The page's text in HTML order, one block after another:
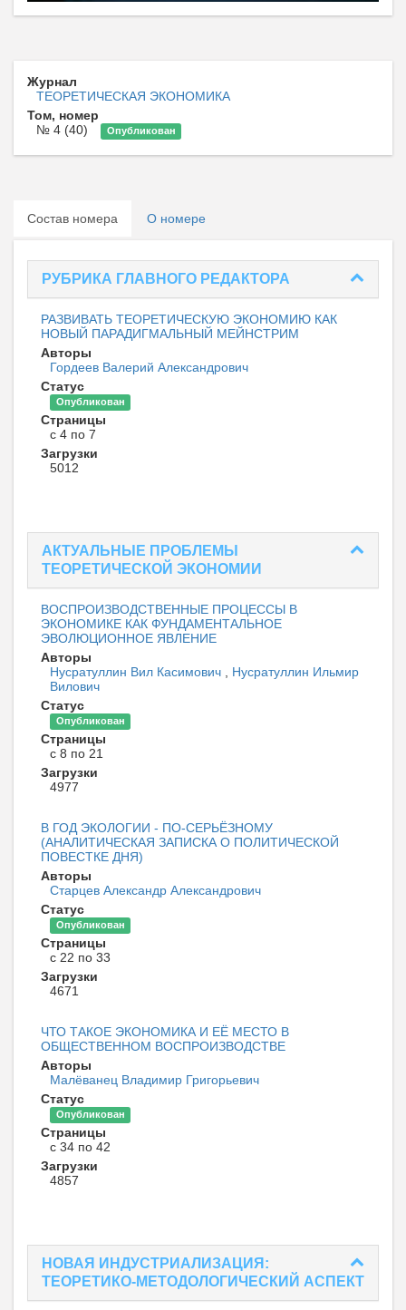
Журнал
ТЕОРЕТИЧЕСКАЯ ЭКОНОМИКА
Том, номер
№ 4 (40)
Опубликован
Состав номера О номере
РУБРИКА ГЛАВНОГО РЕДАКТОРА
РАЗВИВАТЬ ТЕОРЕТИЧЕСКУЮ ЭКОНОМИЮ КАК
НОВЫЙ ПАРАДИГМАЛЬНЫЙ МЕЙНСТРИМ
Авторы
Гордеев Валерий Александрович
Статус
Опубликован
Страницы
с 4 по 7
Загрузки
5012
АКТУАЛЬНЫЕ ПРОБЛЕМЫ
ТЕОРЕТИЧЕСКОЙ ЭКОНОМИИ
ВОСПРОИЗВОДСТВЕННЫЕ ПРОЦЕССЫ В
ЭКОНОМИКЕ КАК ФУНДАМЕНТАЛЬНОЕ
ЭВОЛЮЦИОННОЕ ЯВЛЕНИЕ
Авторы
Нусратуллин Вил Касимович , Нусратуллин Ильмир
Вилович
Статус
Опубликован
Страницы
с 8 по 21
Загрузки
4977
В ГОД ЭКОЛОГИИ - ПО-СЕРЬЁЗНОМУ
(АНАЛИТИЧЕСКАЯ ЗАПИСКА О ПОЛИТИЧЕСКОЙ
ПОВЕСТКЕ ДНЯ)
Авторы
Старцев Александр Александрович
Статус
Опубликован
Страницы
с 22 по 33
Загрузки
4671
ЧТО ТАКОЕ ЭКОНОМИКА И ЕЁ МЕСТО В
ОБЩЕСТВЕННОМ ВОСПРОИЗВОДСТВЕ
Авторы
Малёванец Владимир Григорьевич
Статус
Опубликован
Страницы
с 34 по 42
Загрузки
4857
НОВАЯ ИНДУСТРИАЛИЗАЦИЯ:
ТЕОРЕТИКО-МЕТОДОЛОГИЧЕСКИЙ АСПЕКТ